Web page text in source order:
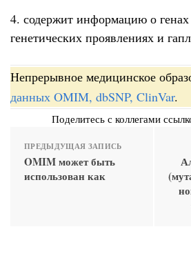
4. содержит информацию о генах
генетических проявлениях и
Непрерывное медицинское
данных OMIM, dbSNP, ClinVar.
Поделитесь с коллегами
ПРЕДЫДУЩАЯ ЗАПИСЬ
OMIM может быть
использован как